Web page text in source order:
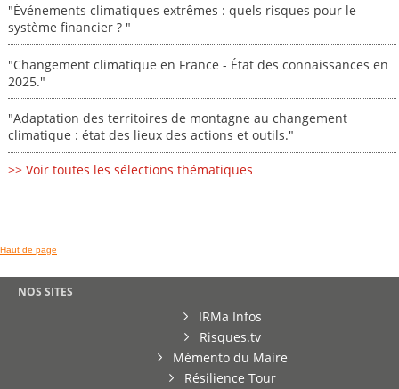
"Événements climatiques extrêmes : quels risques pour le
système financier ? "
"Changement climatique en France - État des connaissances en
2025."
"Adaptation des territoires de montagne au changement
climatique : état des lieux des actions et outils."
>> Voir toutes les sélections thématiques
Haut de page
NOS SITES
IRMa Infos
Risques.tv
Mémento du Maire
Résilience Tour